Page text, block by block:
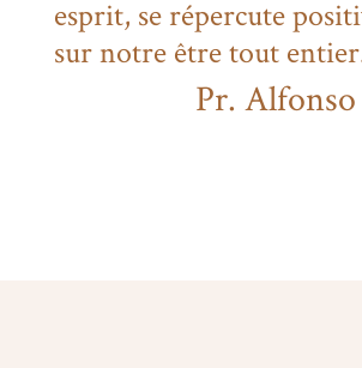
esprit, se répercute
sur notre être tout
Pr. Alfonso